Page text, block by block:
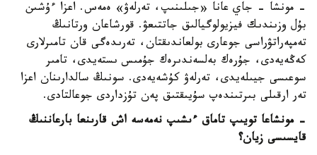
- مونشا - جاي عانا «جىلىنىپ، تەرلەۋ» ەمەس. اعزا ءۇشىن
بۇل وزىندىك فيزيولوگيالىق جاتتىعۋ. قورشاعان ورتانىڭ
تەمپەراتۋراسى جوعارى بولعاندىقتان، تەرىدەگى قان تامىرلارى
كەڭەيەدى، جۇرەك بەلسەندىرەك جۇمىس ىستەيدى، تامىر
سوعىسى جيىلەيدى، تەرلەۋ كۇشەيەدى. سونىڭ سالدارىنان اعزا
تەر ارقىلى بىرتىندەپ سۇيىقتىق پەن تۇزداردى جوعالتادى.
- مونشاعا تويىپ تاماق ءىشىپ نەمەسە اش قارىنعا بارعاننىڭ
قايسىسى زيان؟